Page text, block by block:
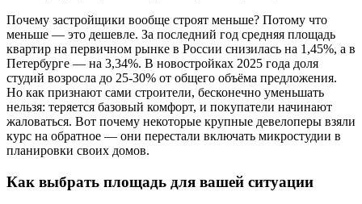
Почему застройщики вообще строят меньше? Потому что
меньше — это дешевле. За последний год средняя площадь
квартир на первичном рынке в России снизилась на 1,45%, а в
Петербурге — на 3,34%. В новостройках 2025 года доля
студий возросла до 25-30% от общего объёма предложения.
Но как признают сами строители, бесконечно уменьшать
нельзя: теряется базовый комфорт, и покупатели начинают
жаловаться. Вот почему некоторые крупные девелоперы взяли
курс на обратное — они перестали включать микростудии в
планировки своих домов.
Как выбрать площадь для вашей ситуации